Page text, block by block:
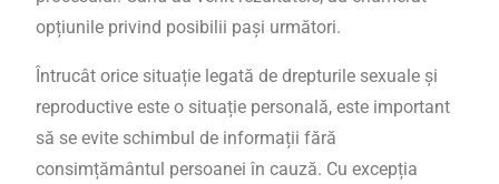
opțiunile privind posibilii pași următori.
Întrucât orice situație legată de drepturile sexuale și
reproductive este o situație personală, este important
să se evite schimbul de informații fără
consimțământul persoanei în cauză. Cu excepția